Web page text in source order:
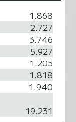
1.868
2.727
3.746
5.927
1.205
1.818
1.940
19.231